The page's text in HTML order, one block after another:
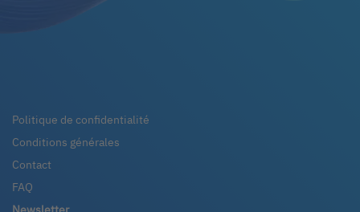
Politique de confidentialité
Conditions générales
Contact
FAQ